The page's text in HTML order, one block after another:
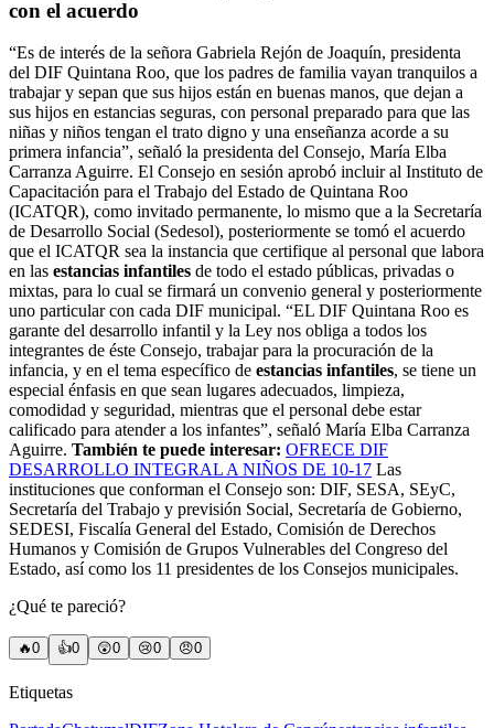
con el acuerdo
“Es de interés de la señora Gabriela Rejón de Joaquín, presidenta
del DIF Quintana Roo, que los padres de familia vayan tranquilos a
trabajar y sepan que sus hijos están en buenas manos, que dejan a
sus hijos en estancias seguras, con personal preparado para que las
niñas y niños tengan el trato digno y una enseñanza acorde a su
primera infancia”, señaló la presidenta del Consejo, María Elba
Carranza Aguirre. El Consejo en sesión aprobó incluir al Instituto de
Capacitación para el Trabajo del Estado de Quintana Roo
(ICATQR), como invitado permanente, lo mismo que a la Secretaría
de Desarrollo Social (Sedesol), posteriormente se tomó el acuerdo
que el ICATQR sea la instancia que certifique al personal que labora
en las estancias infantiles de todo el estado públicas, privadas o
mixtas, para lo cual se firmará un convenio general y posteriormente
uno particular con cada DIF municipal. “EL DIF Quintana Roo es
garante del desarrollo infantil y la Ley nos obliga a todos los
integrantes de éste Consejo, trabajar para la procuración de la
infancia, y en el tema específico de estancias infantiles, se tiene un
especial énfasis en que sean lugares adecuados, limpieza,
comodidad y seguridad, mientras que el personal debe estar
calificado para atender a los infantes”, señaló María Elba Carranza
Aguirre. También te puede interesar: OFRECE DIF
DESARROLLO INTEGRAL A NIÑOS DE 10-17 Las
instituciones que conforman el Consejo son: DIF, SESA, SEyC,
Secretaría del Trabajo y previsión Social, Secretaría de Gobierno,
SEDESI, Fiscalía General del Estado, Comisión de Derechos
Humanos y Comisión de Grupos Vulnerables del Congreso del
Estado, así como los 11 presidentes de los Consejos municipales.
¿Qué te pareció?
🔥0 👍0 😲0 😢0 😠0
Etiquetas